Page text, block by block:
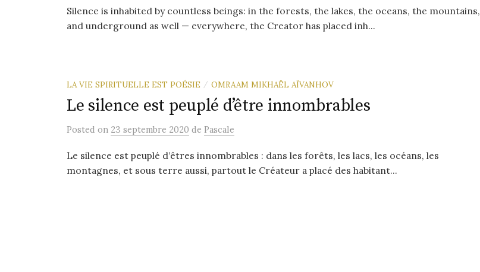
Silence is inhabited by countless beings: in the forests, the lakes, the oceans, the mountains,
and underground as well — everywhere, the Creator has placed inh...
LA VIE SPIRITUELLE EST POÉSIE / OMRAAM MIKHAËL AÏVANHOV
Le silence est peuplé d’être innombrables
Posted on 23 septembre 2020 de Pascale
Le silence est peuplé d’êtres innombrables : dans les forêts, les lacs, les océans, les
montagnes, et sous terre aussi, partout le Créateur a placé des habitant...